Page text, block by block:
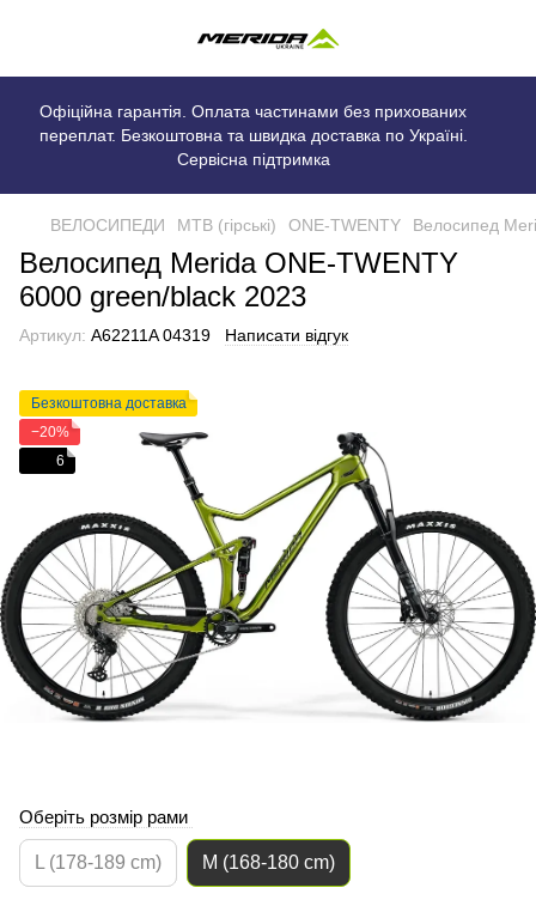
Офіційна гарантія. Оплата частинами без прихованих
переплат. Безкоштовна та швидка доставка по Україні.
Сервісна підтримка
ВЕЛОСИПЕДИ MTB (гірські) ONE-TWENTY Велосипед
Велосипед Merida ONE-TWENTY
6000 green/black 2023
Артикул: A62211A 04319 Написати відгук
Безкоштовна доставка
−20%
6
Оберіть розмір рами
L (178-189 cm) M (168-180 cm)